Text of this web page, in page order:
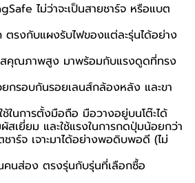
ไม่ว่าจะเป็นสายชาร์จ หรือแบต
รงกับแผงรับไฟของแต่ละรุ่นได้อย่าง
คุณภาพสูง มาพร้อมกับแรงดูดที่ทรง
กรอบกันรอยเลนส์กล้องหลัง และขา
ในการตั้งมือถือ มือวางอยู่บนโต๊ะได้
เยี่ยม และใช้แรงในการกดปุ่มน้อยกว่า
าร์จ เจาะมาได้อย่างพอดิบพอดี (ไม่
นส่อง ตรงรุ่นกับรุ่นที่เลือกซื้อ